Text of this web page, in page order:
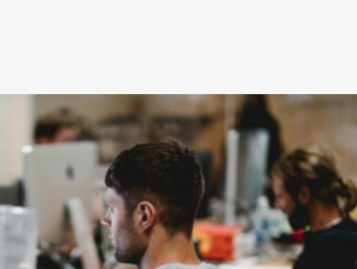
be­hø­ver ikke al­tid at